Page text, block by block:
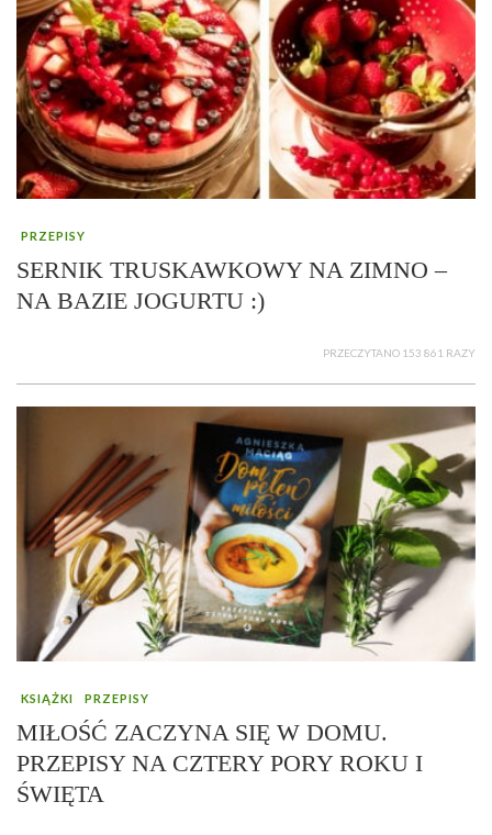
PRZEPISY
SERNIK TRUSKAWKOWY NA ZIMNO –
NA BAZIE JOGURTU :)
PRZECZYTANO 153 861 RAZY
KSIĄŻKI PRZEPISY
MIŁOŚĆ ZACZYNA SIĘ W DOMU.
PRZEPISY NA CZTERY PORY ROKU I
ŚWIĘTA